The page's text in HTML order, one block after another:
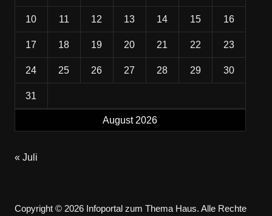
August 2026
10 11 12 13 14 15 16
17 18 19 20 21 22 23
24 25 26 27 28 29 30
31
« Juli
Copyright © 2026 Infoportal zum Thema Haus. Alle Rechte